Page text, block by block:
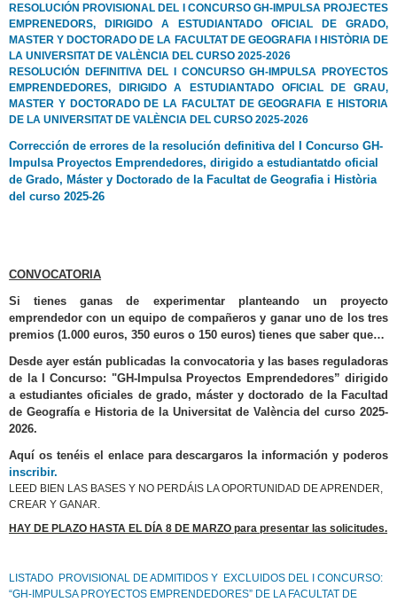
RESOLUCIÓN PROVISIONAL DEL I CONCURSO GH-IMPULSA PROJECTES
EMPRENEDORS, DIRIGIDO A ESTUDIANTADO OFICIAL DE GRADO,
MASTER Y DOCTORADO DE LA FACULTAT DE GEOGRAFIA I HISTÒRIA DE
LA UNIVERSITAT DE VALÈNCIA DEL CURSO 2025-2026
RESOLUCIÓN DEFINITIVA DEL I CONCURSO GH-IMPULSA PROYECTOS
EMPRENDEDORES, DIRIGIDO A ESTUDIANTADO OFICIAL DE GRAU,
MASTER Y DOCTORADO DE LA FACULTAT DE GEOGRAFIA E HISTORIA
DE LA UNIVERSITAT DE VALÈNCIA DEL CURSO 2025-2026
Corrección de errores de la resolución definitiva del I Concurso GH-
Impulsa Proyectos Emprendedores, dirigido a estudiantatdo oficial
de Grado, Máster y Doctorado de la Facultat de Geografia i Història
del curso 2025-26
CONVOCATORIA
Si tienes ganas de experimentar planteando un proyecto
emprendedor con un equipo de compañeros y ganar uno de los tres
premios (1.000 euros, 350 euros o 150 euros) tienes que saber que…
Desde ayer están publicadas la convocatoria y las bases reguladoras
de la I Concurso: "GH-Impulsa Proyectos Emprendedores” dirigido
a estudiantes oficiales de grado, máster y doctorado de la Facultad
de Geografía e Historia de la Universitat de València del curso 2025-
2026.
Aquí os tenéis el enlace para descargaros la información y poderos
inscribir.
LEED BIEN LAS BASES Y NO PERDÁIS LA OPORTUNIDAD DE APRENDER,
CREAR Y GANAR.
HAY DE PLAZO HASTA EL DÍA 8 DE MARZO para presentar las solicitudes.
LISTADO PROVISIONAL DE ADMITIDOS Y EXCLUIDOS DEL I CONCURSO:
“GH-IMPULSA PROYECTOS EMPRENDEDORES” DE LA FACULTAT DE